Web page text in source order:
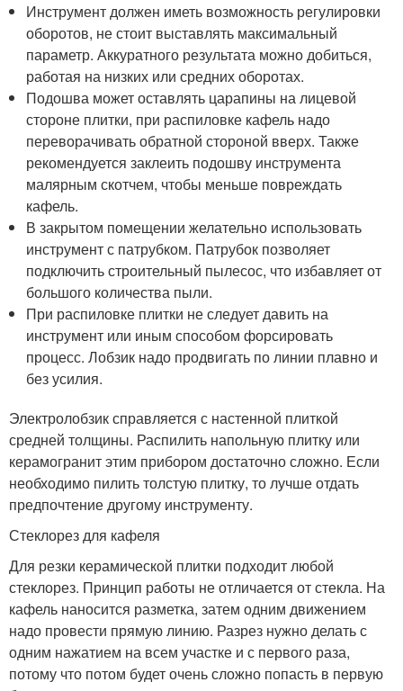
Инструмент должен иметь возможность регулировки
оборотов, не стоит выставлять максимальный
параметр. Аккуратного результата можно добиться,
работая на низких или средних оборотах.
Подошва может оставлять царапины на лицевой
стороне плитки, при распиловке кафель надо
переворачивать обратной стороной вверх. Также
рекомендуется заклеить подошву инструмента
малярным скотчем, чтобы меньше повреждать
кафель.
В закрытом помещении желательно использовать
инструмент с патрубком. Патрубок позволяет
подключить строительный пылесос, что избавляет от
большого количества пыли.
При распиловке плитки не следует давить на
инструмент или иным способом форсировать
процесс. Лобзик надо продвигать по линии плавно и
без усилия.
Электролобзик справляется с настенной плиткой
средней толщины. Распилить напольную плитку или
керамогранит этим прибором достаточно сложно. Если
необходимо пилить толстую плитку, то лучше отдать
предпочтение другому инструменту.
Стеклорез для кафеля
Для резки керамической плитки подходит любой
стеклорез. Принцип работы не отличается от стекла. На
кафель наносится разметка, затем одним движением
надо провести прямую линию. Разрез нужно делать с
одним нажатием на всем участке и с первого раза,
потому что потом будет очень сложно попасть в первую